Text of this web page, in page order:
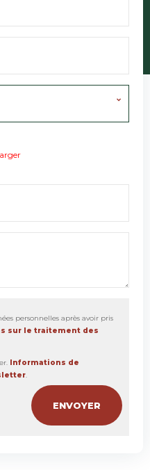
personnelles après avoir pris
sur le traitement des
Informations de
.